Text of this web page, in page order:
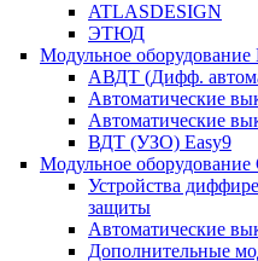
ATLASDESIGN
ЭТЮД
Модульное оборудование
АВДТ (Дифф.
Автоматические
Автоматические
ВДТ (УЗО) Easy9
Модульное оборудование
Устройства
защиты
Автоматические
Дополнительные